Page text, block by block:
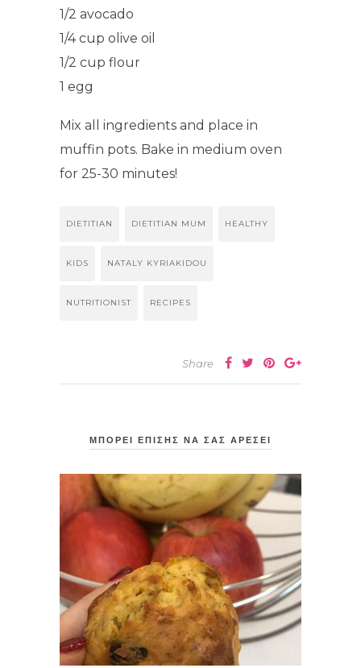
1/2 avocado
1/4 cup olive oil
1/2 cup flour
1 egg
Mix all ingredients and place in
muffin pots. Bake in medium oven
for 25-30 minutes!
DIETITIAN DIETITIAN MUM HEALTHY
KIDS NATALY KYRIAKIDOU
NUTRITIONIST RECIPES
Share
ΜΠΟΡΕΙ ΕΠΙΣΗΣ ΝΑ ΣΑΣ ΑΡΕΣΕΙ